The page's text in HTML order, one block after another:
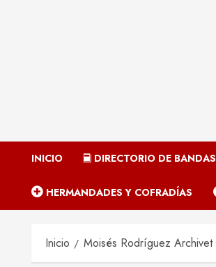
INICIO DIRECTORIO DE BANDAS
HERMANDADES Y COFRADÍAS
Inicio Moisés Rodríguez Archivet